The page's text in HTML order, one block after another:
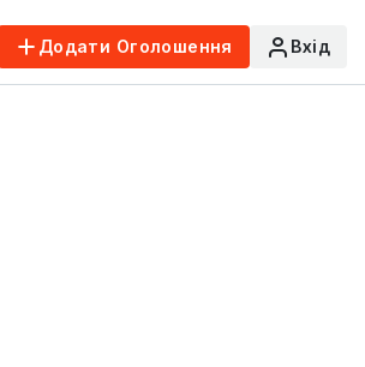
Додати Оголошення Вхід